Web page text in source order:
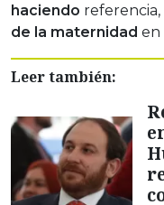
haciendo referencia,
de la maternidad en
Leer también: